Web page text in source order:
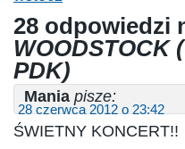
28 odpowiedzi
WOODSTOCK
PDK)
Mania pisze:
28 czerwca 2012 o 23:42
ŚWIETNY KONCERT!!